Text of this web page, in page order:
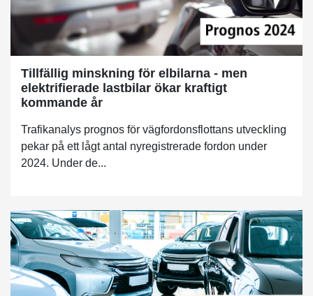
Tillfällig minskning för elbilarna - men
elektrifierade lastbilar ökar kraftigt
kommande år
Trafikanalys prognos för vägfordonsflottans utveckling
pekar på ett lågt antal nyregistrerade fordon under
2024. Under de...